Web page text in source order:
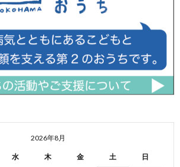
2026年8月
水 木 金 土 日